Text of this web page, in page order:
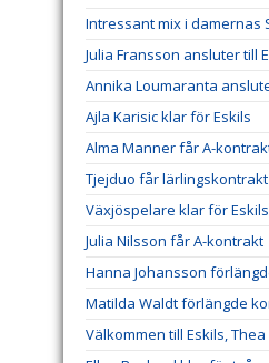
Intressant mix i damernas
Julia Fransson ansluter till
Annika Loumaranta
Ajla Karisic klar för Eskils
Alma Manner får A-
Tjejduo får lärlingskontrakt
Växjöspelare klar för Eskils
Julia Nilsson får A-kontrakt
Hanna Johansson
Matilda Waldt förlängde
Välkommen till Eskils,